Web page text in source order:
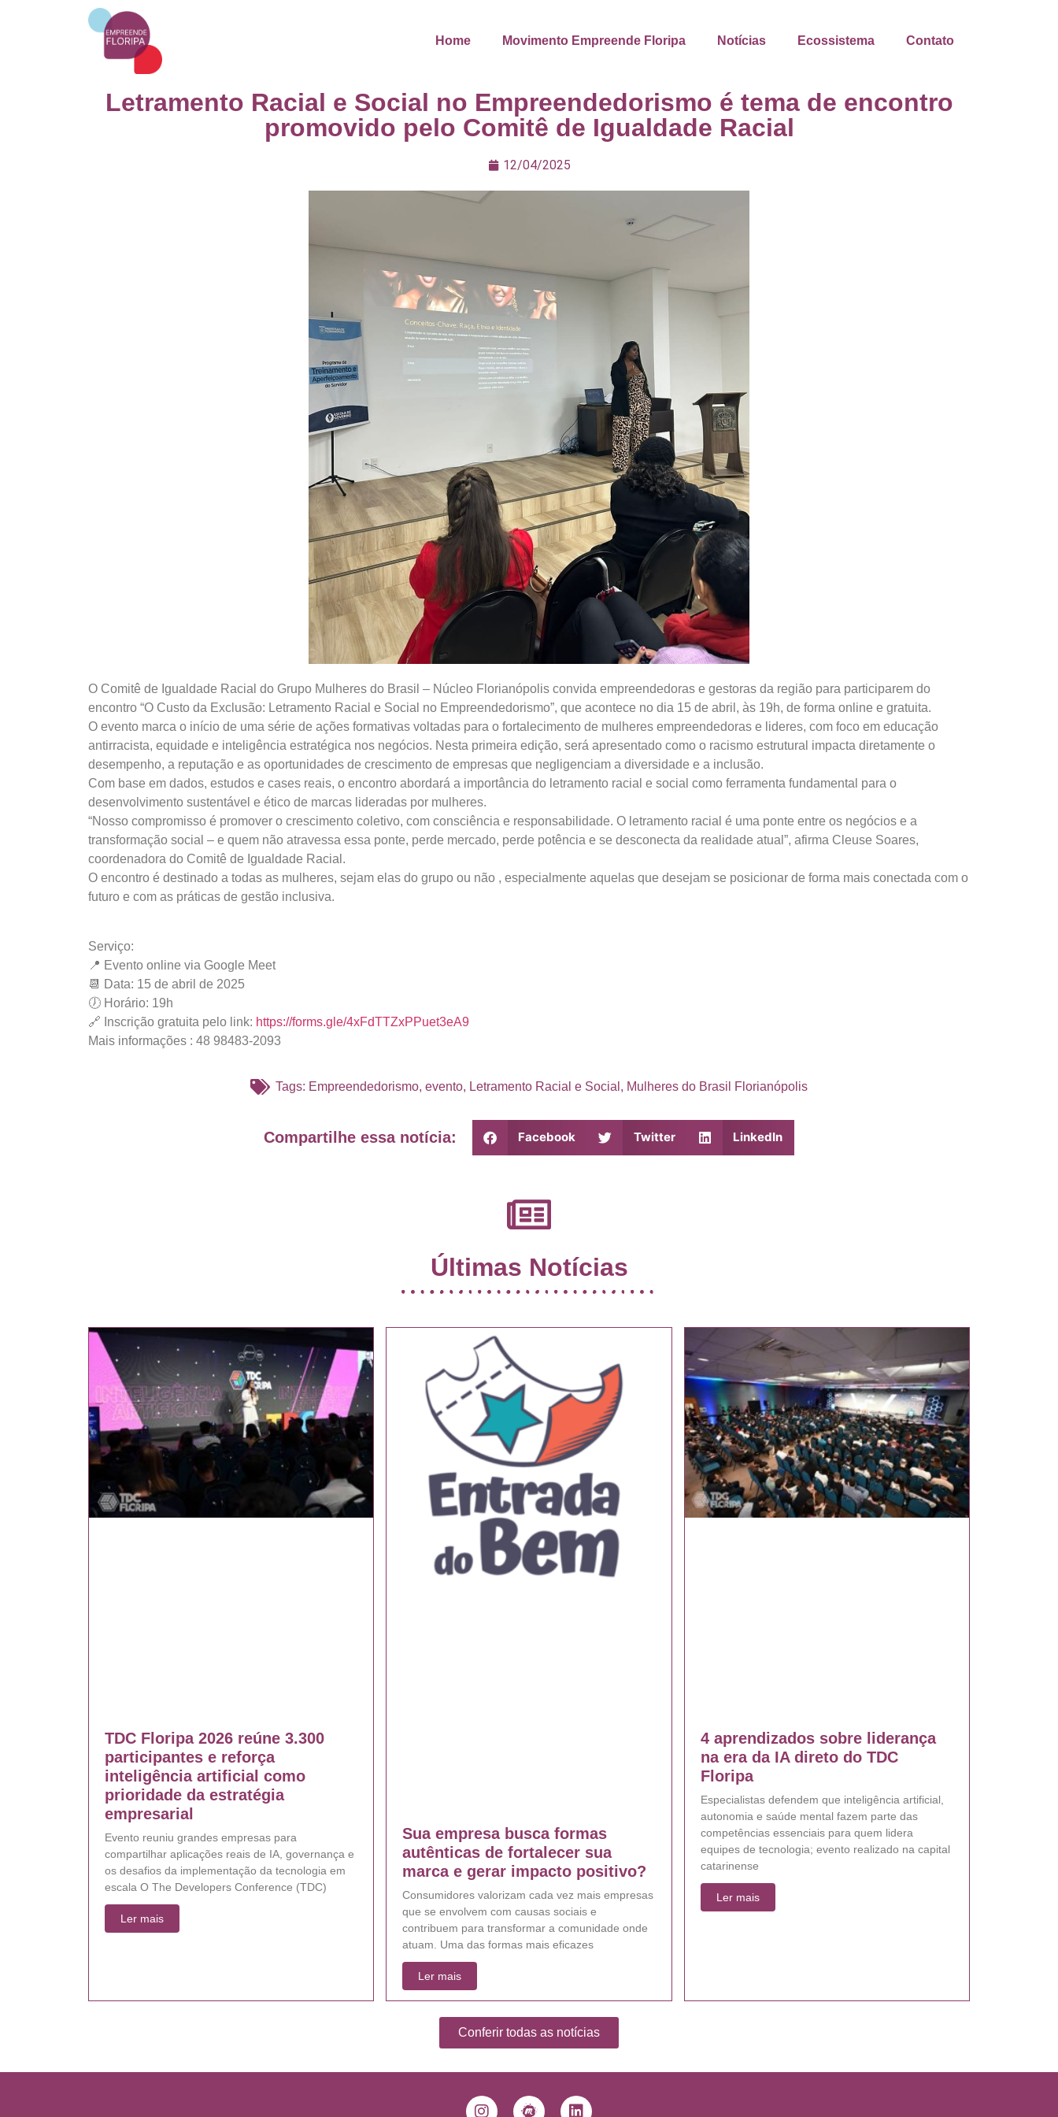
Home Movimento Empreende Floripa Notícias Ecossistema Contato
Letramento Racial e Social no Empreendedorismo é tema de encontro
promovido pelo Comitê de Igualdade Racial
12/04/2025
O Comitê de Igualdade Racial do Grupo Mulheres do Brasil – Núcleo Florianópolis convida empreendedoras e gestoras da região para participarem do
encontro “O Custo da Exclusão: Letramento Racial e Social no Empreendedorismo”, que acontece no dia 15 de abril, às 19h, de forma online e gratuita.
O evento marca o início de uma série de ações formativas voltadas para o fortalecimento de mulheres empreendedoras e lideres, com foco em educação
antirracista, equidade e inteligência estratégica nos negócios. Nesta primeira edição, será apresentado como o racismo estrutural impacta diretamente o
desempenho, a reputação e as oportunidades de crescimento de empresas que negligenciam a diversidade e a inclusão.
Com base em dados, estudos e cases reais, o encontro abordará a importância do letramento racial e social como ferramenta fundamental para o
desenvolvimento sustentável e ético de marcas lideradas por mulheres.
“Nosso compromisso é promover o crescimento coletivo, com consciência e responsabilidade. O letramento racial é uma ponte entre os negócios e a
transformação social – e quem não atravessa essa ponte, perde mercado, perde potência e se desconecta da realidade atual”, afirma Cleuse Soares,
coordenadora do Comitê de Igualdade Racial.
O encontro é destinado a todas as mulheres, sejam elas do grupo ou não , especialmente aquelas que desejam se posicionar de forma mais conectada com o
futuro e com as práticas de gestão inclusiva.
Serviço:
📍 Evento online via Google Meet
📆 Data: 15 de abril de 2025
🕖 Horário: 19h
🔗 Inscrição gratuita pelo link: https://forms.gle/4xFdTTZxPPuet3eA9
Mais informações : 48 98483-2093
Tags: Empreendedorismo, evento, Letramento Racial e Social , Mulheres do Brasil Florianópolis
Compartilhe essa notícia: Facebook Twitter LinkedIn
Últimas Notícias
TDC Floripa 2026 reúne 3.300
participantes e reforça
inteligência artificial como
prioridade da estratégia
empresarial
Evento reuniu grandes empresas para
compartilhar aplicações reais de IA, governança e
os desafios da implementação da tecnologia em
escala O The Developers Conference (TDC)
Ler mais
Sua empresa busca formas
autênticas de fortalecer sua
marca e gerar impacto positivo?
Consumidores valorizam cada vez mais empresas
que se envolvem com causas sociais e
contribuem para transformar a comunidade onde
atuam. Uma das formas mais eficazes
Ler mais
4 aprendizados sobre liderança
na era da IA direto do TDC
Floripa
Especialistas defendem que inteligência artificial,
autonomia e saúde mental fazem parte das
competências essenciais para quem lidera
equipes de tecnologia; evento realizado na capital
catarinense
Ler mais
Conferir todas as notícias